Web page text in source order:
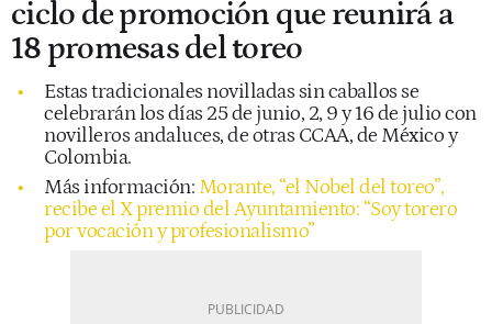
ciclo de promoción que reunirá a
18 promesas del toreo
Estas tradicionales novilladas sin caballos se
celebrarán los días 25 de junio, 2, 9 y 16 de julio con
novilleros andaluces, de otras CCAA, de México y
Colombia.
Más información: Morante, “el Nobel del toreo”,
recibe el X premio del Ayuntamiento: “Soy torero
por vocación y profesionalismo”